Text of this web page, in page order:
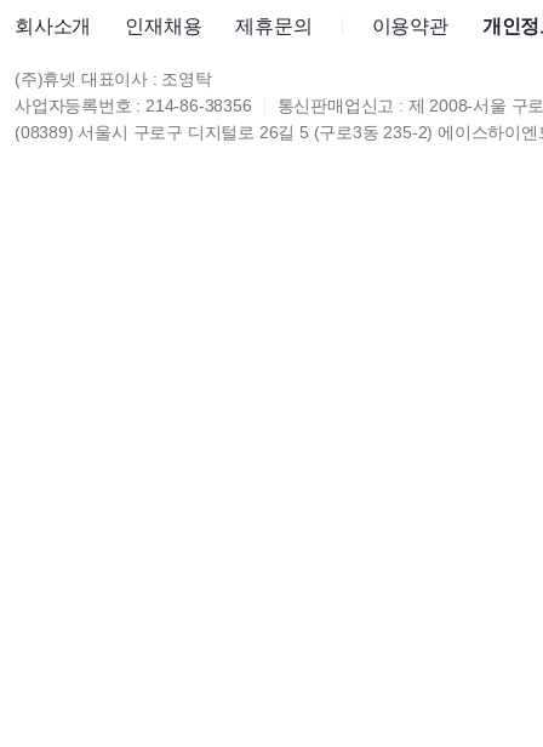
회사소개 인재채용 제휴문의 이용약관 개인
(주)휴넷 대표이사 : 조영탁
사업자등록번호 : 214-86-38356
통신판매업신고 : 제 2008-서울 구
(08389) 서울시 구로구 디지털로 26길 5 (구로3동 235-2) 에이스하이